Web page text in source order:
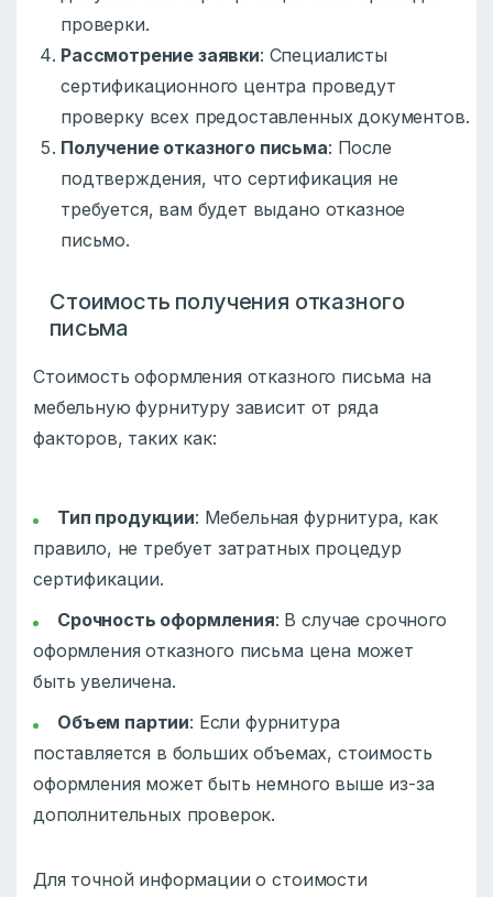
проверки.
Рассмотрение заявки: Специалисты
сертификационного центра проведут
проверку всех предоставленных документов.
Получение отказного письма: После
подтверждения, что сертификация не
требуется, вам будет выдано отказное
письмо.
Стоимость получения отказного
письма
Стоимость оформления отказного письма на
мебельную фурнитуру зависит от ряда
факторов, таких как:
Тип продукции: Мебельная фурнитура, как
правило, не требует затратных процедур
сертификации.
Срочность оформления: В случае срочного
оформления отказного письма цена может
быть увеличена.
Объем партии: Если фурнитура
поставляется в больших объемах, стоимость
оформления может быть немного выше из-за
дополнительных проверок.
Для точной информации о стоимости